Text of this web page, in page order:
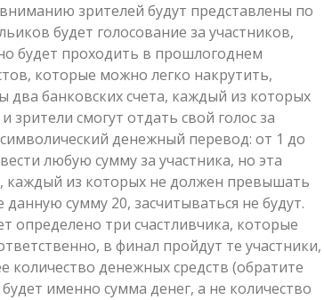
зрителей будут представлены по
будет голосование за участников,
будет проходить в прошлогоднем
которые можно легко накрутить,
два банковских счета, каждый из которых
зрители смогут отдать свой голос за
денежный перевод: от 1 до
любую сумму за участника, но эта
каждый из которых не должен превышать
сумму 20, засчитываться не будут.
определено три счастливчика, которые
в финал пройдут те участники,
количество денежных средств (обратите
именно сумма денег, а не количество